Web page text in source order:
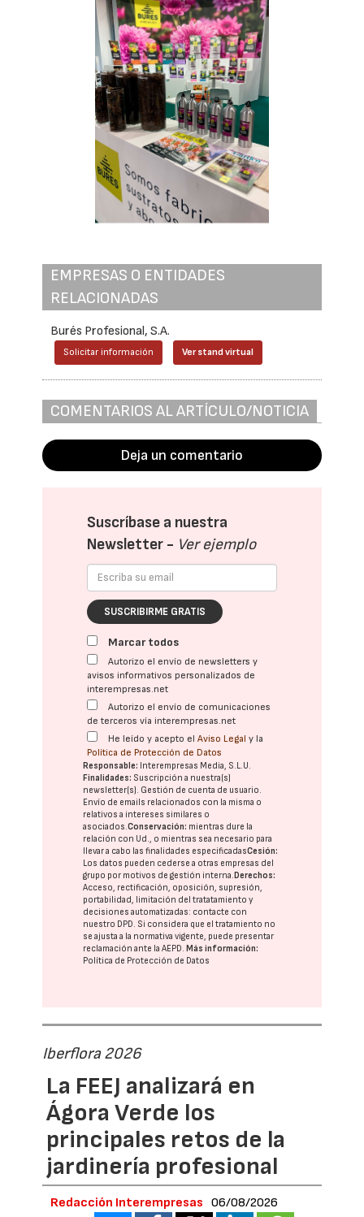
EMPRESAS O ENTIDADES
RELACIONADAS
Burés Profesional, S.A.
Solicitar información Ver stand virtual
COMENTARIOS AL ARTÍCULO/NOTICIA
Deja un comentario
Suscríbase a nuestra
Newsletter - Ver ejemplo
SUSCRIBIRME GRATIS
Marcar todos
Autorizo el envío de newsletters y
avisos informativos personalizados de
interempresas.net
Autorizo el envío de comunicaciones
de terceros vía interempresas.net
He leído y acepto elAviso Legal y la
Política de Protección de Datos
Responsable: Interempresas Media, S.L.U.
Finalidades: Suscripción a nuestra(s)
newsletter(s). Gestión de cuenta de usuario.
Envío de emails relacionados con la misma o
relativos a intereses similares o
asociados.Conservación: mientras dure la
relación con Ud., o mientras sea necesario para
llevar a cabo las finalidades especificadasCesión:
Los datos pueden cederse a otras empresas del
grupo por motivos de gestión interna.Derechos:
Acceso, rectificación, oposición, supresión,
portabilidad, limitación del tratatamiento y
decisiones automatizadas: contacte con
nuestro DPD . Si considera que el tratamiento no
se ajusta a la normativa vigente, puede presentar
reclamación ante laAEPD .Más información:
Política de Protección de Datos
Iberflora 2026
La FEEJ analizará en
Ágora Verde los
principales retos de la
jardinería profesional
Redacción Interempresas 06/08/2026